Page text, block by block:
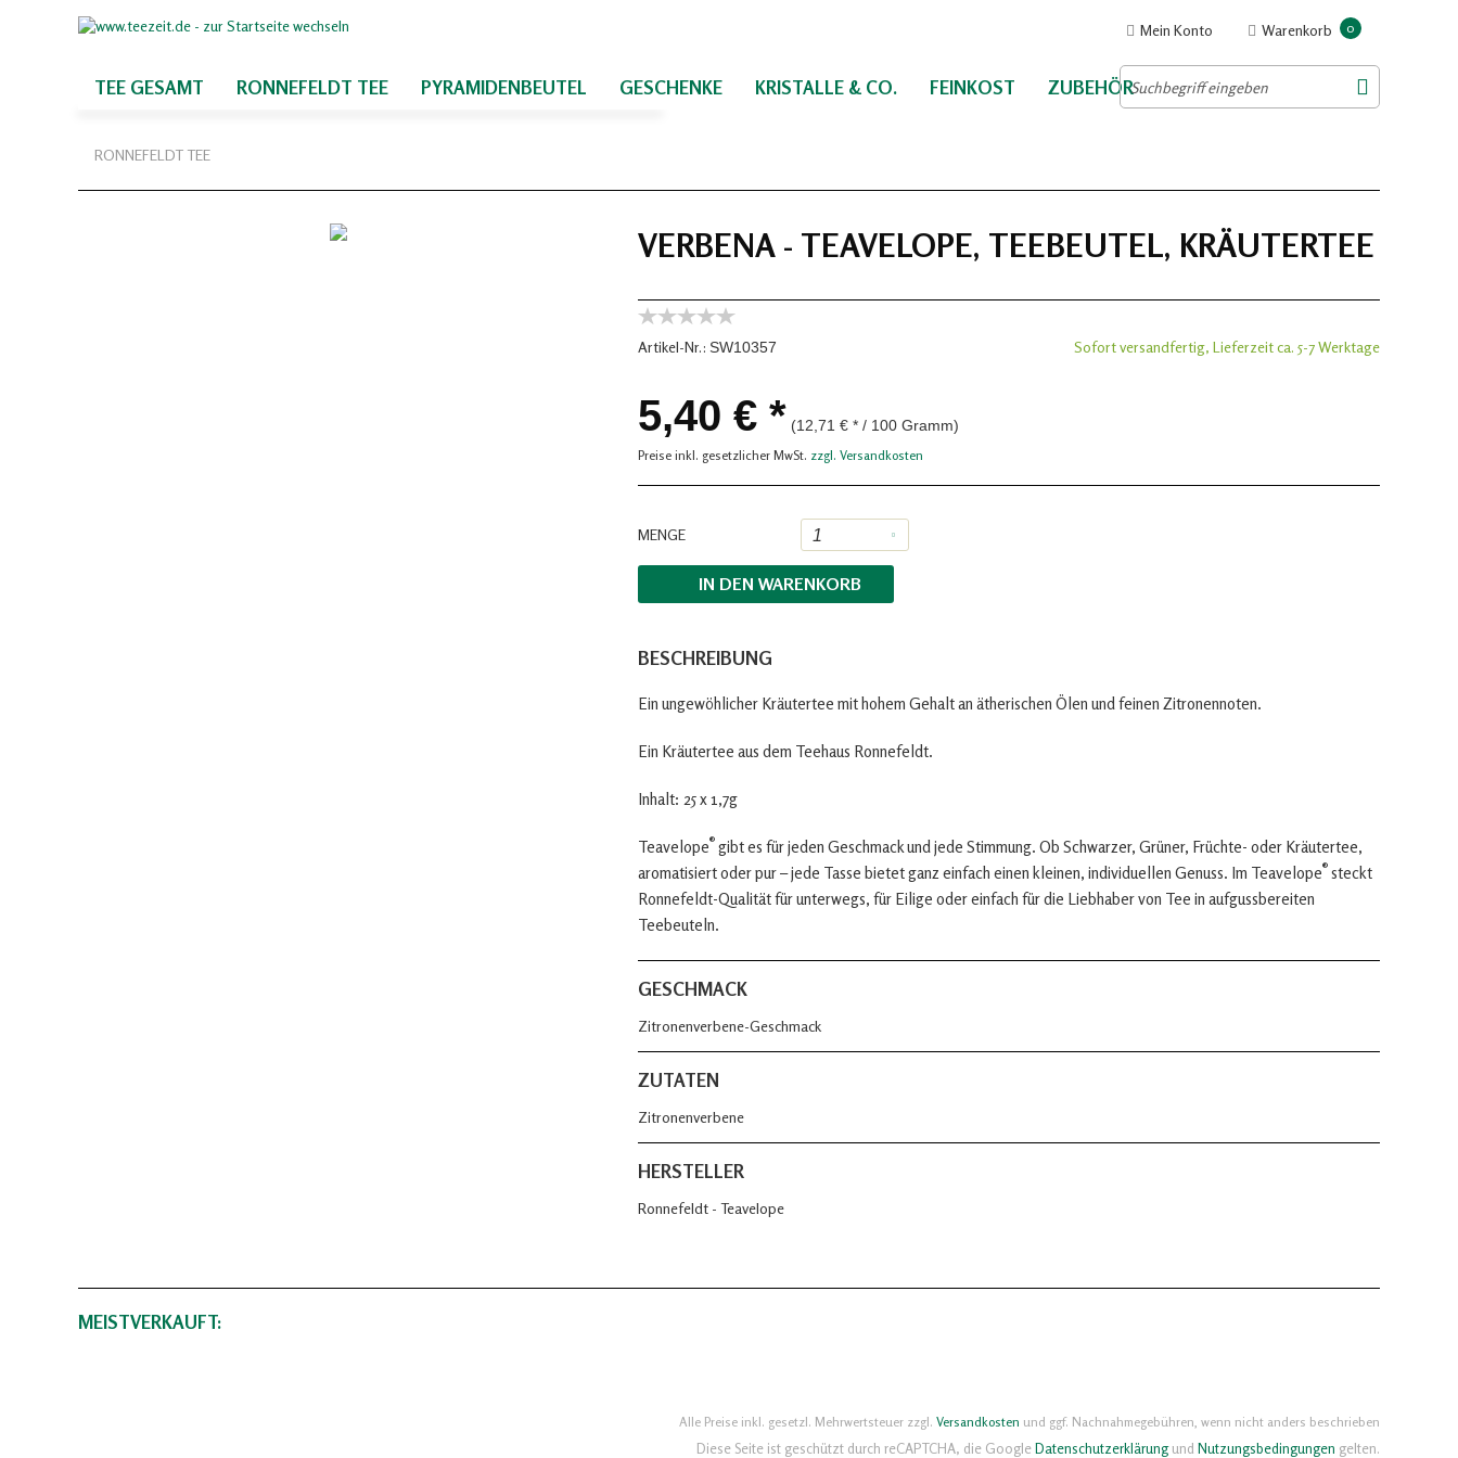
Warenkorb 0
Mein Konto
TEE GESAMT RONNEFELDT TEE PYRAMIDENBEUTEL GESCHENKE KRISTALLE & CO. FEINKOST ZUBEHÖR
RONNEFELDT TEE
VERBENA - TEAVELOPE, TEEBEUTEL, KRÄUTERTEE
Artikel-Nr.: SW10357 Sofort versandfertig, Lieferzeit ca. 5-7 Werktage
5,40 € * (12,71 € * / 100 Gramm)
Preise inkl. gesetzlicher MwSt. zzgl. Versandkosten
MENGE
IN DEN WARENKORB
BESCHREIBUNG
Ein ungewöhlicher Kräutertee mit hohem Gehalt an ätherischen Ölen und feinen Zitronennoten.
Ein Kräutertee aus dem Teehaus Ronnefeldt.
Inhalt: 25 x 1,7g
Teavelope® gibt es für jeden Geschmack und jede Stimmung. Ob Schwarzer, Grüner, Früchte- oder Kräutertee,
aromatisiert oder pur – jede Tasse bietet ganz einfach einen kleinen, individuellen Genuss. Im Teavelope® steckt
Ronnefeldt-Qualität für unterwegs, für Eilige oder einfach für die Liebhaber von Tee in aufgussbereiten
Teebeuteln.
GESCHMACK
Zitronenverbene-Geschmack
ZUTATEN
Zitronenverbene
HERSTELLER
Ronnefeldt - Teavelope
MEISTVERKAUFT:
Alle Preise inkl. gesetzl. Mehrwertsteuer zzgl. Versandkosten und ggf. Nachnahmegebühren, wenn nicht anders beschrieben
Diese Seite ist geschützt durch reCAPTCHA, die GoogleDatenschutzerklärungund Nutzungsbedingungen gelten.